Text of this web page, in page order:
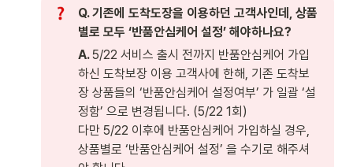
Q. 기존에 도착도장을 이용하던 고객사인데, 상품
별로 모두 ‘반품안심케어 설정’ 해야하나요?
A. 5/22 서비스 출시 전까지 반품안심케어 가입
하신 도착보장 이용 고객사에 한해, 기존 도착보
장 상품들의 ‘반품안심케어 설정여부’ 가 일괄 ‘설
정함’ 으로 변경됩니다. (5/22 1회)
다만 5/22 이후에 반품안심케어 가입하실 경우,
상품별로 ‘반품안심케어 설정’ 을 수기로 해주셔